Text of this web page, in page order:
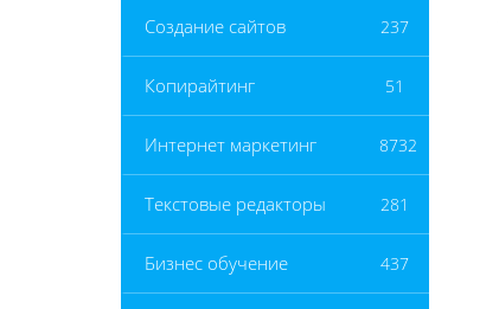
Создание сайтов 237
Копирайтинг 51
Интернет маркетинг 8732
Текстовые редакторы 281
Бизнес обучение 437